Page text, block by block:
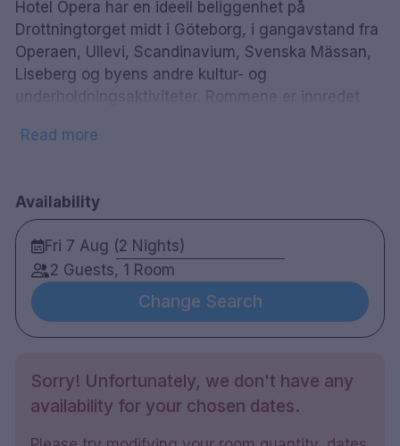
Hotel Opera har en ideell beliggenhet på
Drottningtorget midt i Göteborg, i gangavstand fra
Operaen, Ullevi, Scandinavium, Svenska Mässan,
Liseberg og byens andre kultur- og
underholdningsaktiviteter. Rommene er innredet
hotellet kan du nyte en god middag i restauranten,
hotellet tilbyr total avslapning med
velværebasseng, tørrbadstue og dampbad. Som
gjest på hotellet har du gratis tilgang til et lite
treningsstudio med tredemøller, cross trainers,
ergometersykler, flere treningssentre samt
frivekter.
Dobbel rom og familierom
Bad med dusj
Read more
Availability
Fri 7 Aug (2 Nights)
2 Guests, 1 Room
Change Search
Sorry! Unfortunately, we don't have any
availability for your chosen dates.